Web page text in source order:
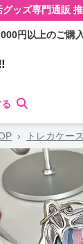
グッズ専門通販
円以上のご購
› トレカケー